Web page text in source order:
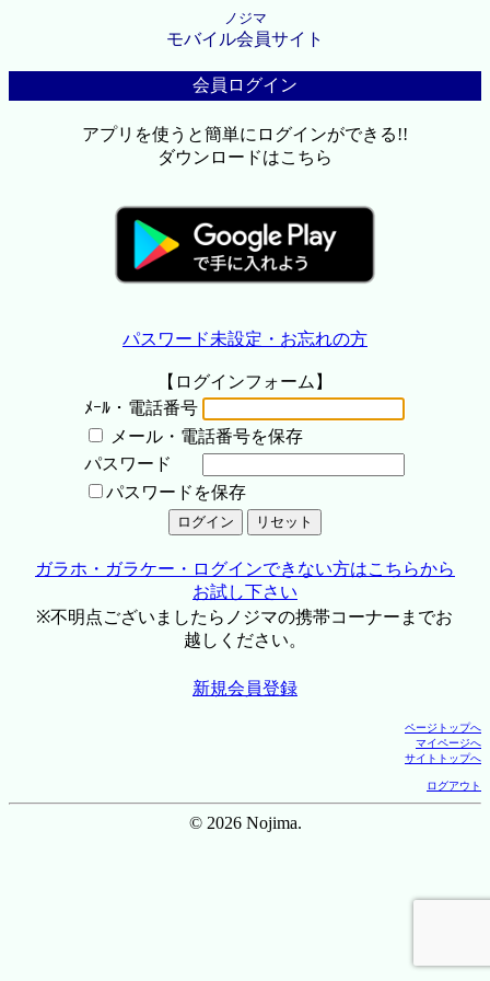
ノジマ
モバイル会員サイト
会員ログイン
アプリを使うと簡単にログインができる!!
ダウンロードはこちら
パスワード未設定・お忘れの方
【ログインフォーム】
ﾒｰﾙ・電話番号
メール・電話番号を保存
パスワード
パスワードを保存
ガラホ・ガラケー・ログインできない方はこちらから
お試し下さい
※不明点ございましたらノジマの携帯コーナーまでお
越しください。
新規会員登録
ページトップへ
マイページへ
サイトトップへ
ログアウト
© 2026 Nojima.